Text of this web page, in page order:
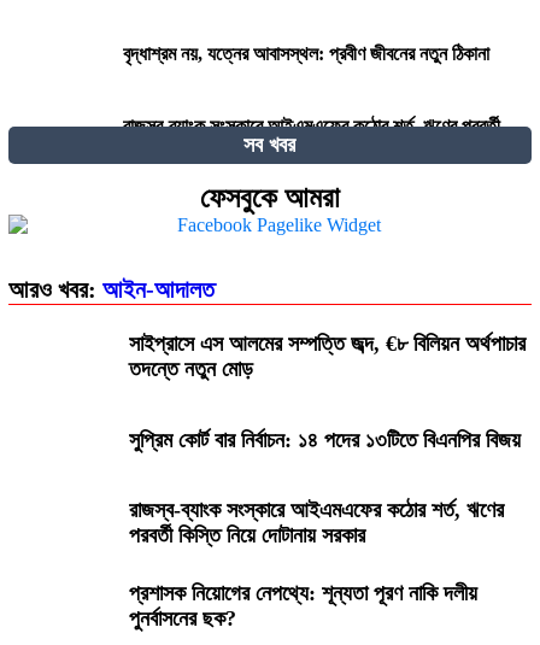
বৃদ্ধাশ্রম নয়, যত্নের আবাসস্থল: প্রবীণ জীবনের নতুন ঠিকানা
রাজস্ব-ব্যাংক সংস্কারে আইএমএফের কঠোর শর্ত, ঋণের পরবর্তী
কিস্তি নিয়ে দোটানায় সরকার
২৭০ বিলিয়ন ডলার! কার কাছে এই বিশাল ক্ষতিপূরণ চাইছে ইরান?
দেওয়ানি কার্যবিধি (সংশোধন) অধ্যাদেশ ২০২৫-এর খসড়ার ওপর
প্রধান উপদেষ্টার বিশেষ সহকারী হিসাবে নিয়োগ পেলেন লস
সব খবর
ফেসবুকে আমরা
আরও খবর: আইন-আদালত
সাইপ্রাসে এস আলমের সম্পত্তি জব্দ, €৮ বিলিয়ন অর্থপাচার
তদন্তে নতুন মোড়
সুপ্রিম কোর্ট বার নির্বাচন: ১৪ পদের ১৩টিতে বিএনপির বিজয়
রাজস্ব-ব্যাংক সংস্কারে আইএমএফের কঠোর শর্ত, ঋণের
পরবর্তী কিস্তি নিয়ে দোটানায় সরকার
প্রশাসক নিয়োগের নেপথ্যে: শূন্যতা পূরণ নাকি দলীয়
পুনর্বাসনের ছক?